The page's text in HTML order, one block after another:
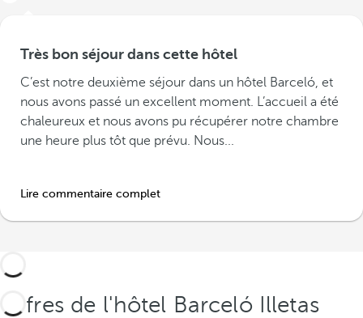
Très bon séjour dans cette hôtel
C’est notre deuxième séjour dans un hôtel Barceló, et
nous avons passé un excellent moment. L’accueil a été
chaleureux et nous avons pu récupérer notre chambre
une heure plus tôt que prévu. Nous...
Lire commentaire complet
Offres de l'hôtel Barceló Illetas